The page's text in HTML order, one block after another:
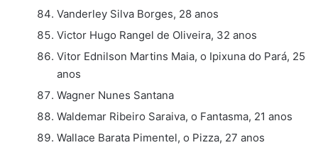
Vanderley Silva Borges, 28 anos
Victor Hugo Rangel de Oliveira, 32 anos
Vitor Ednilson Martins Maia, o Ipixuna do Pará, 25
anos
Wagner Nunes Santana
Waldemar Ribeiro Saraiva, o Fantasma, 21 anos
Wallace Barata Pimentel, o Pizza, 27 anos